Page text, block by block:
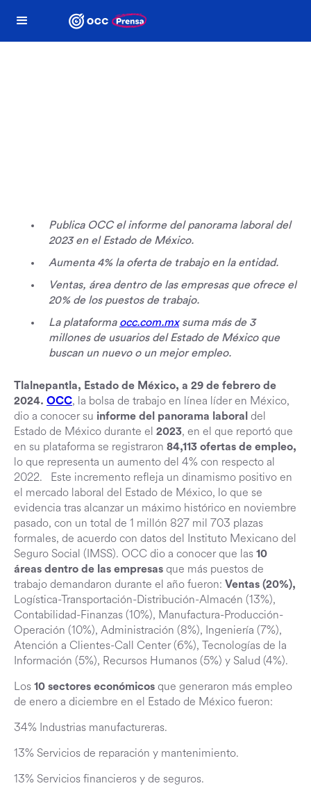
Publica OCC el informe del panorama laboral del
2023 en el Estado de México.
Aumenta 4% la oferta de trabajo en la entidad.
Ventas, área dentro de las empresas que ofrece el
20% de los puestos de trabajo.
La plataforma occ.com.mxsuma más de 3
millones de usuarios del Estado de México que
buscan un nuevo o un mejor empleo.
Tlalnepantla, Estado de México, a 29 de febrero de
2024. OCC, la bolsa de trabajo en línea líder en México,
dio a conocer su informe del panorama laboral del
Estado de México durante el 2023, en el que reportó que
en su plataforma se registraron 84,113 ofertas de empleo,
lo que representa un aumento del 4% con respecto al
2022. Este incremento refleja un dinamismo positivo en
el mercado laboral del Estado de México, lo que se
evidencia tras alcanzar un máximo histórico en noviembre
pasado, con un total de 1 millón 827 mil 703 plazas
formales, de acuerdo con datos del Instituto Mexicano del
Seguro Social (IMSS). OCC dio a conocer que las 10
áreas dentro de las empresas que más puestos de
trabajo demandaron durante el año fueron: Ventas (20%),
Logística-Transportación-Distribución-Almacén (13%),
Contabilidad-Finanzas (10%), Manufactura-Producción-
Operación (10%), Administración (8%), Ingeniería (7%),
Atención a Clientes-Call Center (6%), Tecnologías de la
Información (5%), Recursos Humanos (5%) y Salud (4%).
Los 10 sectores económicos que generaron más empleo
de enero a diciembre en el Estado de México fueron:
34% Industrias manufactureras.
13% Servicios de reparación y mantenimiento.
13% Servicios financieros y de seguros.